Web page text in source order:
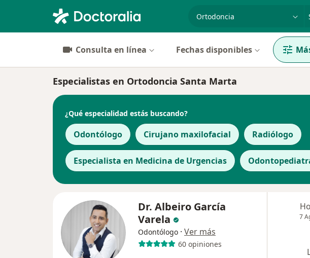
Consulta en línea Fechas disponibles
Especialistas en Ortodoncia Santa Marta
¿Qué especialidad estás buscando?
Odontólogo Cirujano maxilofacial Radiólogo
Especialista en Medicina de Urgencias
Dr. Albeiro García
Varela
Odontólogo · Ver más
60 opiniones
7